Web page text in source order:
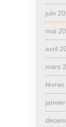
juin
mai
avril
mars
février